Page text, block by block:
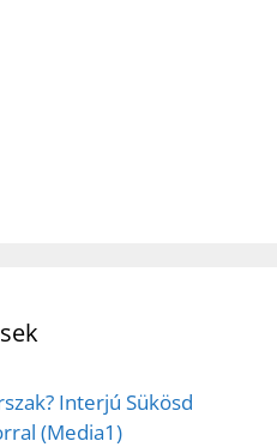
Interjú Sükösd
(Media1)